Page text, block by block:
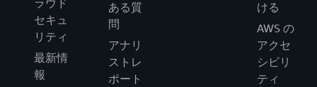
ラウド
セキュ
リティ
最新情
報
ある質
問
アナリ
ストレ
ポート
ける
AWS の
アクセ
シビリ
ティ